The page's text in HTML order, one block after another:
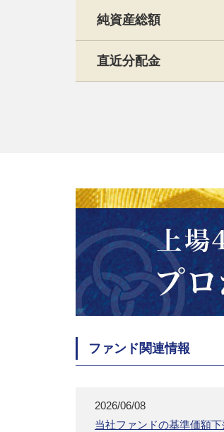
純資産総額
直近分配金
ファンド関連情報
2026/06/08
当社ファンドの基準価額